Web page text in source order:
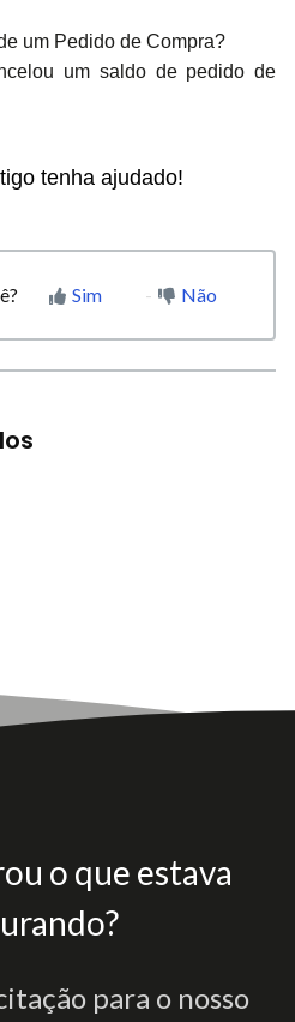
um Pedido de Compra?
um saldo de pedido de
tenha ajudado!
Sim Não
o que estava
para o nosso